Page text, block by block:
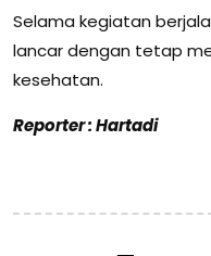
Selama kegiatan
lancar dengan tetap
kesehatan.
Reporter : Hartadi